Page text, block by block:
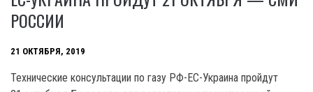
РОССИИ
21 ОКТЯБРЯ, 2019
Технические консультации по газу РФ-ЕС-Украина пройдут